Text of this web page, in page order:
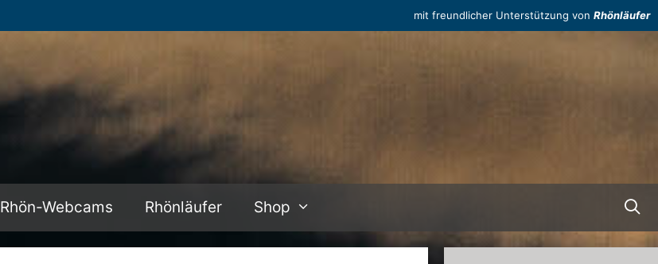
mit freundlicher Unterstützung von Rhönläufer
Rhön-Webcams Rhönläufer Shop